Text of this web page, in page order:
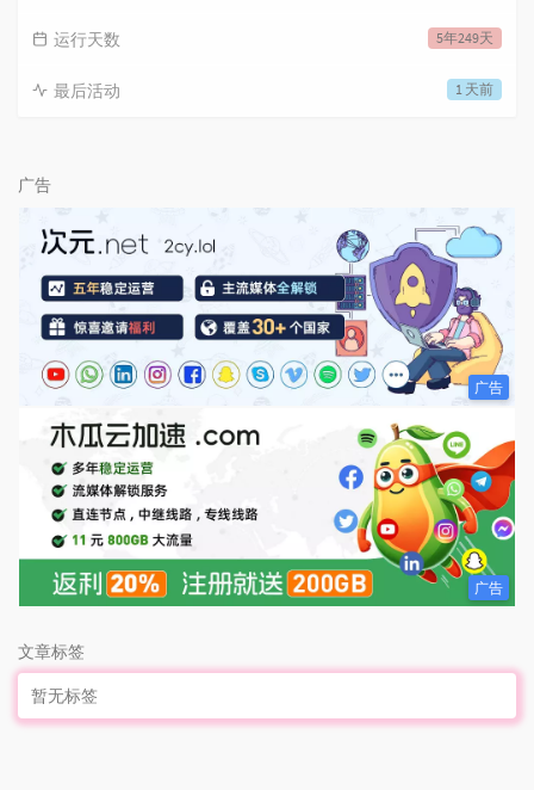
5年249天
运行天数
1 天前
最后活动
广告
广告
广告
文章标签
暂无标签